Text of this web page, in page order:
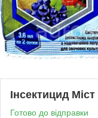
Інсектицид
Готово до відправки